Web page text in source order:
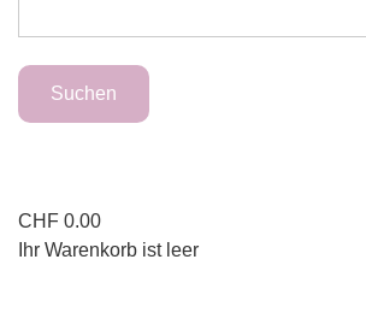
CHF 0.00
Ihr Warenkorb ist leer